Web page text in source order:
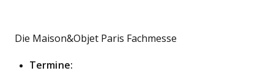
Die Maison&Objet Paris Fachmesse
Termine: